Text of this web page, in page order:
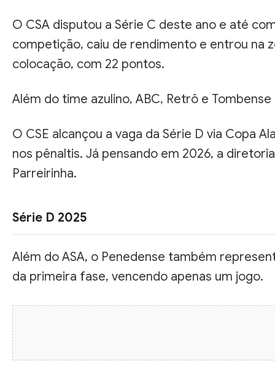
O CSA disputou a Série C deste ano e até
competição, caiu de rendimento e entrou na
colocação, com 22 pontos.
Além do time azulino, ABC, Retrô e
O CSE alcançou a vaga da Série D via Copa
nos pênaltis. Já pensando em 2026, a
Parreirinha.
Série D 2025
Além do ASA, o Penedense também
da primeira fase, vencendo apenas um jogo.